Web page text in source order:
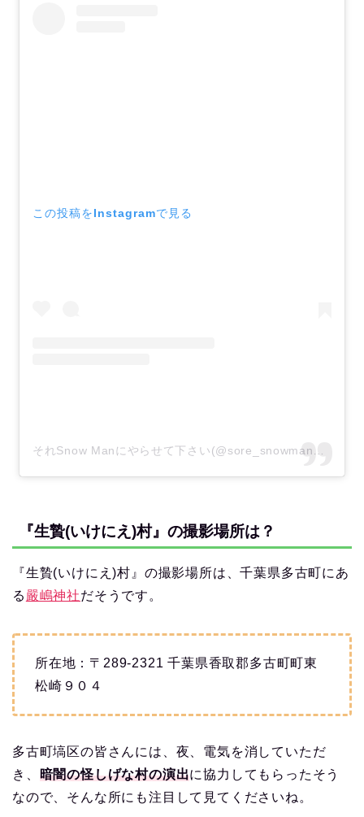
この投稿をInstagramで見る
『生贄(いけにえ)村』の撮影場所は？
『生贄(いけにえ)村』の撮影場所は、千葉県多古町にあ
る 嚴嶋神社だそうです。
所在地：〒289-2321 千葉県香取郡多古町町東
松崎９０４
多古町塙区の皆さんには、夜、電気を消していただ
き、 暗闇の怪しげな村の演出に協力してもらったそう
なので、そんな所にも注目して見てくださいね。